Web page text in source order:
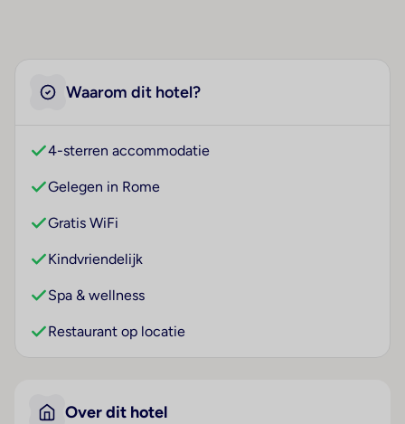
Waarom dit hotel?
4-sterren accommodatie
Gelegen in Rome
Gratis WiFi
Kindvriendelijk
Spa & wellness
Restaurant op locatie
Over dit hotel